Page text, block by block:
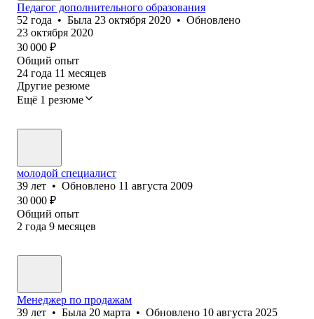
Педагог дополнительного образования
52 года • Была 23 октября 2020 • Обновлено
23 октября 2020
30 000 ₽
Общий опыт
24 года 11 месяцев
Другие резюме
Ещё 1 резюме
молодой специалист
39 лет • Обновлено 11 августа 2009
30 000 ₽
Общий опыт
2 года 9 месяцев
Менеджер по продажам
39 лет • Была 20 марта • Обновлено 10 августа 2025